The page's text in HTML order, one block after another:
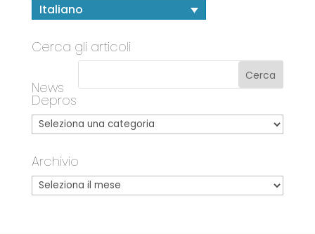
Italiano
Cerca gli articoli
News
Depros
Archivio